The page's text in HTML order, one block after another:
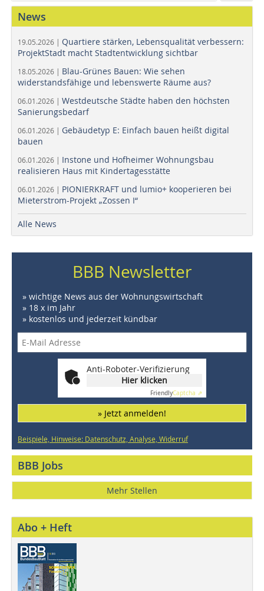
News
19.05.2026 | Quartiere stärken, Lebensqualität verbessern:
ProjektStadt macht Stadtentwicklung sichtbar
18.05.2026 | Blau-Grünes Bauen: Wie sehen
widerstandsfähige und lebenswerte Räume aus?
06.01.2026 | Westdeutsche Städte haben den höchsten
Sanierungsbedarf
06.01.2026 | Gebäudetyp E: Einfach bauen heißt digital
bauen
06.01.2026 | Instone und Hofheimer Wohnungsbau
realisieren Haus mit Kindertagesstätte
06.01.2026 | PIONIERKRAFT und lumio+ kooperieren bei
Mieterstrom-Projekt „Zossen I“
Alle News
BBB Newsletter
» wichtige News aus der Wohnungswirtschaft
» 18 x im Jahr
» kostenlos und jederzeit kündbar
Anti-Roboter-Verifizierung
Hier klicken
FriendlyCaptcha ⇗
» Jetzt anmelden!
Beispiele, Hinweise: Datenschutz, Analyse, Widerruf
BBB Jobs
Mehr Stellen
Abo + Heft